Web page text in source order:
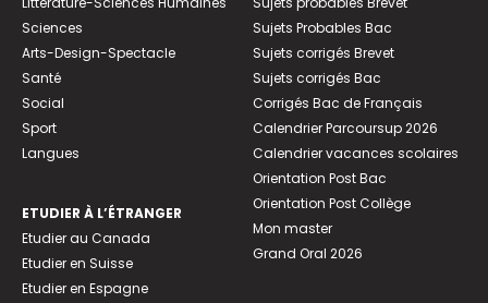
Sciences
Arts-Design-Spectacle
Santé
Social
Sport
Langues
ETUDIER À L’ÉTRANGER
Etudier au Canada
Etudier en Suisse
Etudier en Espagne
Sujets Probables Bac
Sujets corrigés Brevet
Sujets corrigés Bac
Corrigés Bac de Français
Calendrier Parcoursup 2026
Calendrier vacances scolaires
Orientation Post Bac
Orientation Post Collège
Mon master
Grand Oral 2026